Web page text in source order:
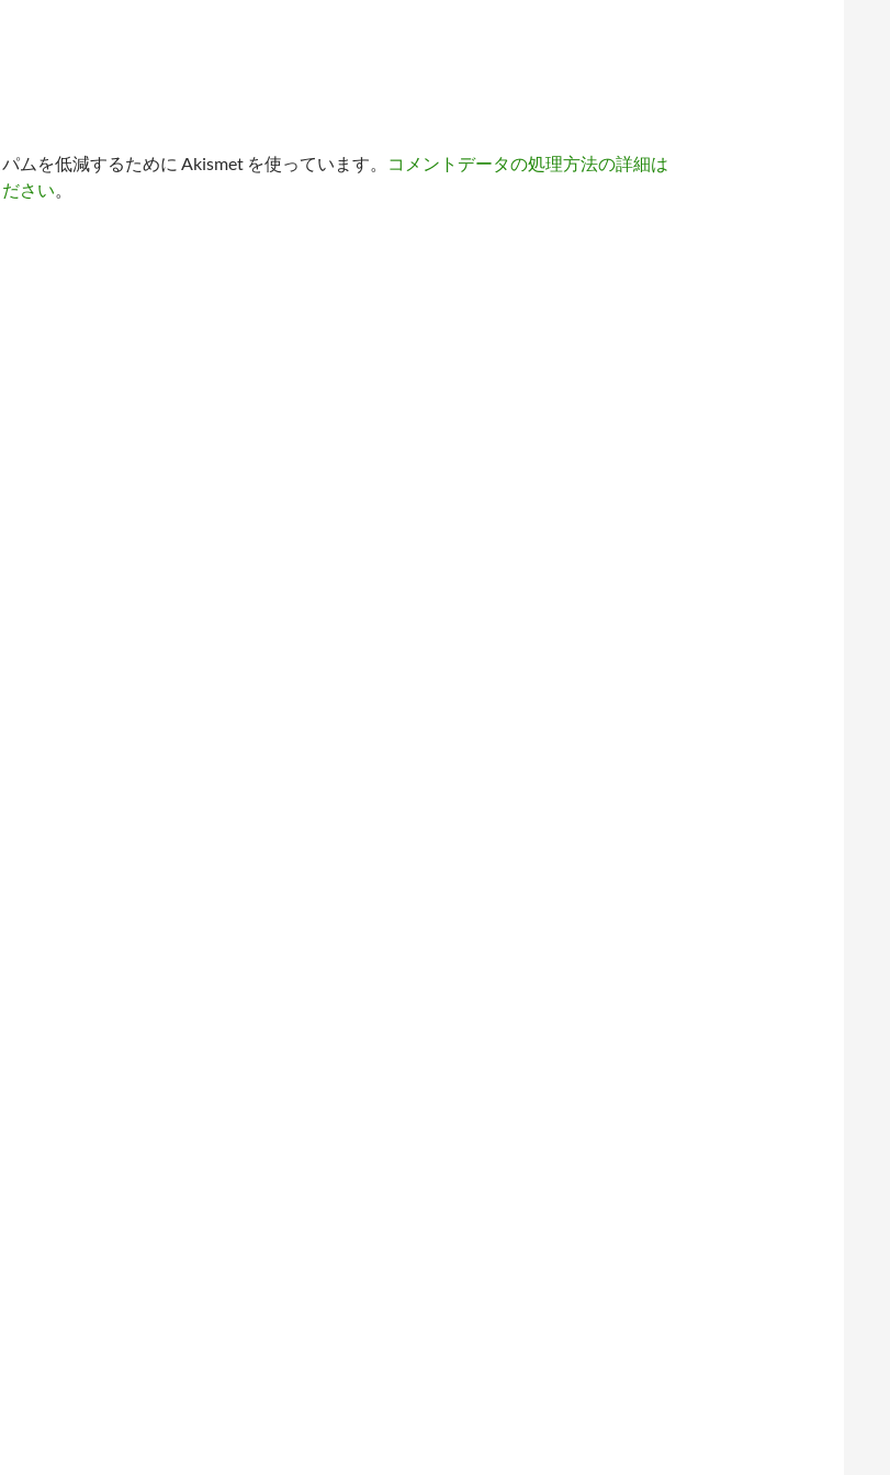
ムを低減するために Akismet を使っています。
コメントデータの処理方法の詳細は
さい。